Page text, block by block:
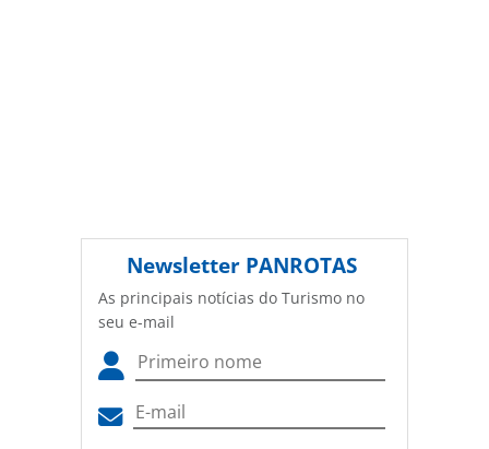
Newsletter PANROTAS
As principais notícias do Turismo no
seu e-mail